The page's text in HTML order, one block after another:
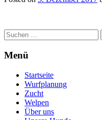
Post
navigation
Suchen
nach:
Menü
Startseite
Wurfplanung
Zucht
Welpen
Über uns